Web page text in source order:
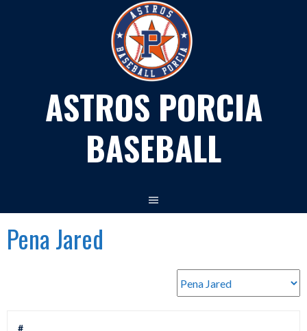
ASTROS PORCIA
BASEBALL
Pena Jared
#